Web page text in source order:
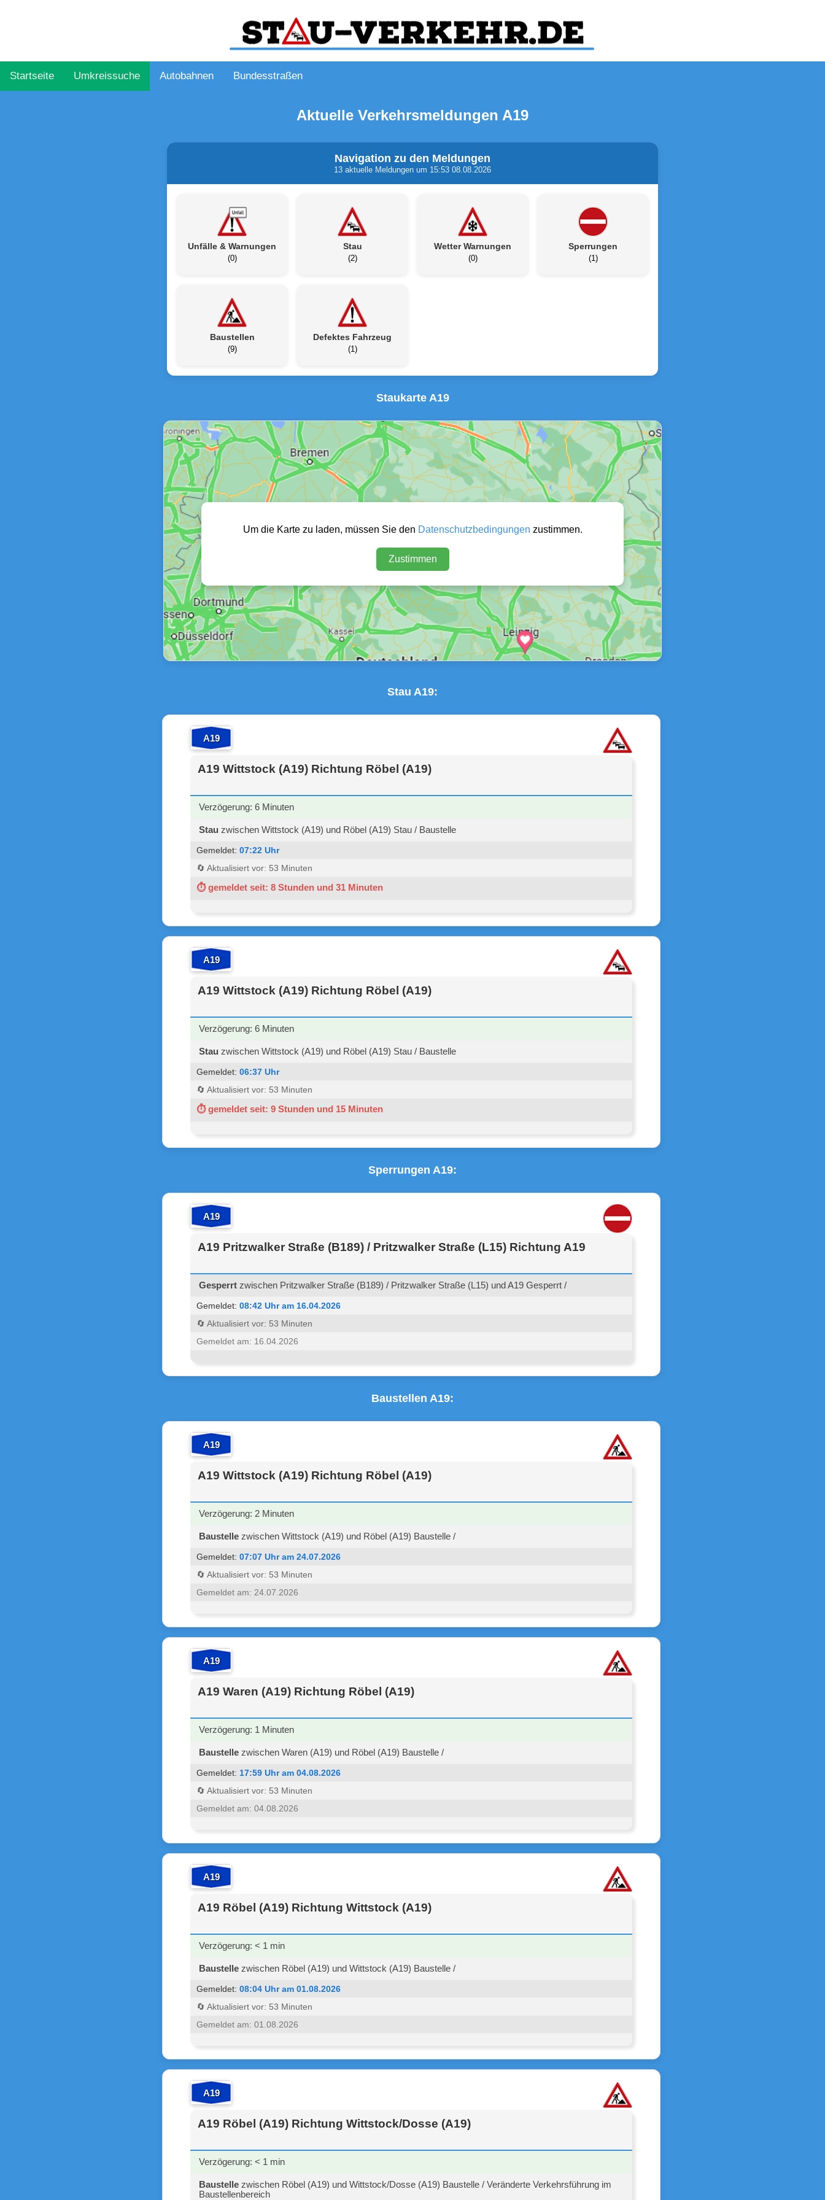
Startseite Umkreissuche Autobahnen Bundesstraßen
Aktuelle Verkehrsmeldungen A19
Navigation zu den Meldungen
13 aktuelle Meldungen um 15:53 08.08.2026
Unfälle & Warnungen
(0)
Stau
(2)
Wetter Warnungen
(0)
Sperrungen
(1)
Baustellen
(9)
Defektes Fahrzeug
(1)
Staukarte A19
Um die Karte zu laden, müssen Sie den Datenschutzbedingungen zustimmen.
Zustimmen
Stau A19:
A19
A19 Wittstock (A19) Richtung Röbel (A19)
Verzögerung: 6 Minuten
Stau zwischen Wittstock (A19) und Röbel (A19) Stau / Baustelle
Gemeldet: 07:22 Uhr
🔄 Aktualisiert vor: 53 Minuten
⏱ gemeldet seit: 8 Stunden und 31 Minuten
A19
A19 Wittstock (A19) Richtung Röbel (A19)
Verzögerung: 6 Minuten
Stau zwischen Wittstock (A19) und Röbel (A19) Stau / Baustelle
Gemeldet: 06:37 Uhr
🔄 Aktualisiert vor: 53 Minuten
⏱ gemeldet seit: 9 Stunden und 15 Minuten
Sperrungen A19:
A19
A19 Pritzwalker Straße (B189) / Pritzwalker Straße (L15) Richtung A19
Gesperrt zwischen Pritzwalker Straße (B189) / Pritzwalker Straße (L15) und A19 Gesperrt /
Gemeldet: 08:42 Uhr am 16.04.2026
🔄 Aktualisiert vor: 53 Minuten
Gemeldet am: 16.04.2026
Baustellen A19:
A19
A19 Wittstock (A19) Richtung Röbel (A19)
Verzögerung: 2 Minuten
Baustelle zwischen Wittstock (A19) und Röbel (A19) Baustelle /
Gemeldet: 07:07 Uhr am 24.07.2026
🔄 Aktualisiert vor: 53 Minuten
Gemeldet am: 24.07.2026
A19
A19 Waren (A19) Richtung Röbel (A19)
Verzögerung: 1 Minuten
Baustelle zwischen Waren (A19) und Röbel (A19) Baustelle /
Gemeldet: 17:59 Uhr am 04.08.2026
🔄 Aktualisiert vor: 53 Minuten
Gemeldet am: 04.08.2026
A19
A19 Röbel (A19) Richtung Wittstock (A19)
Verzögerung: < 1 min
Baustelle zwischen Röbel (A19) und Wittstock (A19) Baustelle /
Gemeldet: 08:04 Uhr am 01.08.2026
🔄 Aktualisiert vor: 53 Minuten
Gemeldet am: 01.08.2026
A19
A19 Röbel (A19) Richtung Wittstock/Dosse (A19)
Verzögerung: < 1 min
Baustelle zwischen Röbel (A19) und Wittstock/Dosse (A19) Baustelle / Veränderte Verkehrsführung im
Baustellenbereich